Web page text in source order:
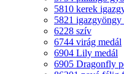
5810 kerek
5821 igazgyöngy
6228 szív
6744 virág medál
6904 Lily medál
6905 Dragonfly